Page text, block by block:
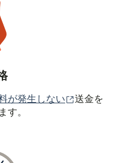
が発生しない （別ウ
送金を
す。